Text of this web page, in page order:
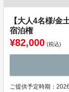
【大人4名様/金
宿泊権
¥82,000 (税込)
ご提供予定時期：